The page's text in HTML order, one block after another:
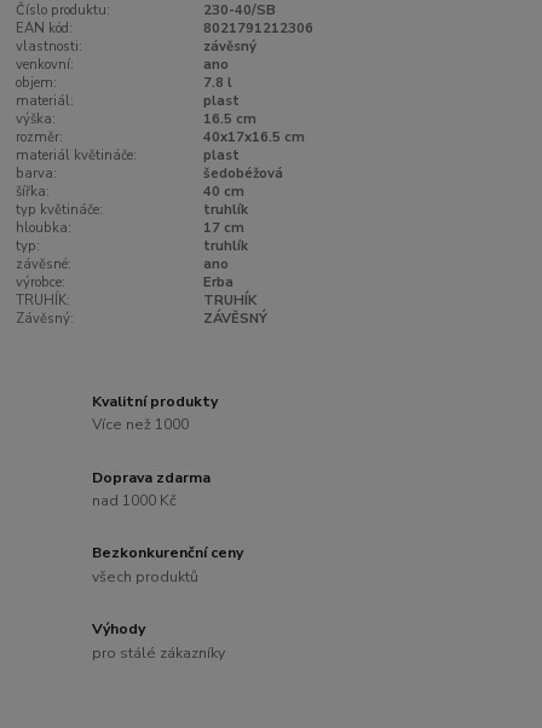
Číslo produktu:
230-40/SB
EAN kód:
8021791212306
vlastnosti:
závěsný
venkovní:
ano
objem:
7.8 l
materiál:
plast
výška:
16.5 cm
rozměr:
40x17x16.5 cm
materiál květináče:
plast
barva:
šedobéžová
šířka:
40 cm
typ květináče:
truhlík
hloubka:
17 cm
typ:
truhlík
závěsné:
ano
výrobce:
Erba
TRUHÍK:
TRUHÍK
Závěsný:
ZÁVĚSNÝ
Kvalitní produkty
Více než 1000
Doprava zdarma
nad 1000 Kč
Bezkonkurenční ceny
všech produktů
Výhody
pro stálé zákazníky